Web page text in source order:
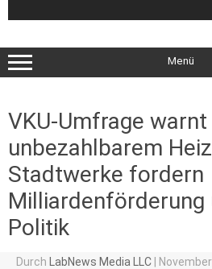
Menü
VKU-Umfrage
unbezahlbarem
Stadtwerke fordern
Milliardenförderung
Politik
Durch LabNews Media LLC